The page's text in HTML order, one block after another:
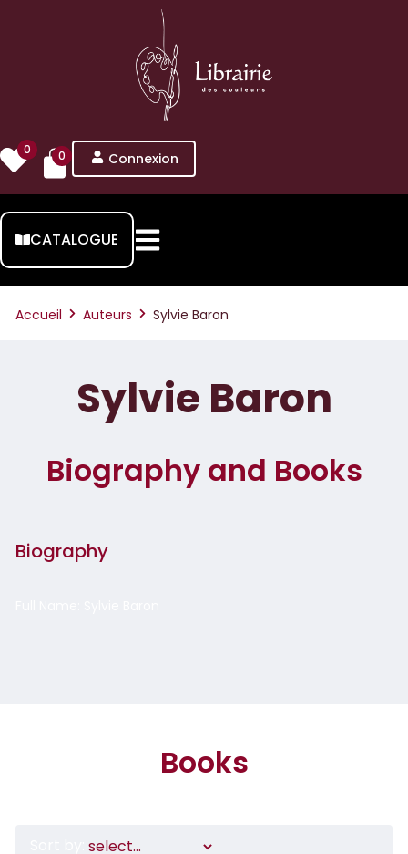
0 0 Connexion
CATALOGUE
Accueil Auteurs Sylvie Baron
Sylvie Baron
Biography and Books
Biography
Books